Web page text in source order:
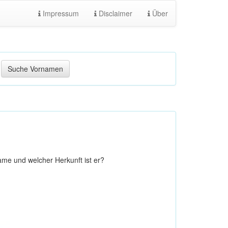
Impressum Disclaimer Über
und welcher Herkunft ist er?